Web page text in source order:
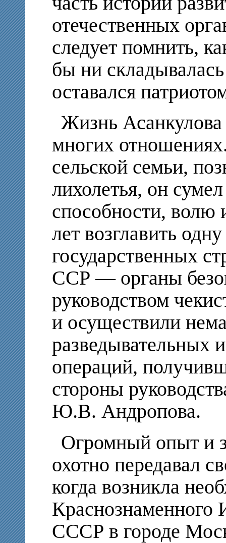
отечественных
следует помнить,
бы ни складывалась
оставался
Жизнь
многих
сельской семьи,
лихолетья, он
способности, волю
лет возглавить
государственных
ССР — органы
руководством
и осуществили
разведывательных
операций,
стороны
Ю.В. Андропова.
Огромный опыт и
охотно передавал
когда возникла
СССР в городе